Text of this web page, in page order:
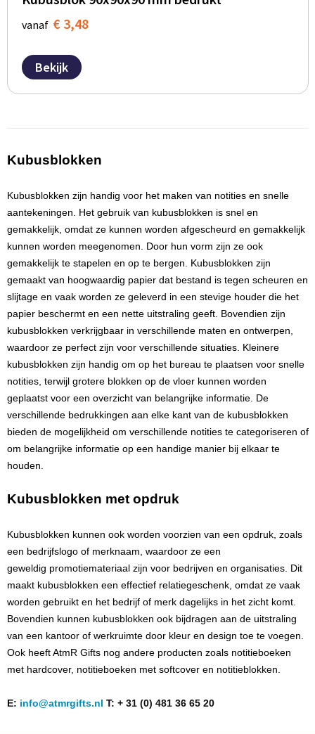
Persoonlijke verzorging
Duurzame schrijfwaren
Pennen
Luxe pennen
Kleur & tekensets
Groei en Bloei
BloomsBoxen
Groeipapier
Bloembollen en zaden
Kweektuintjes
Planten en accessoires
Broodtrommels
Fruitboxen
Lunchboxen
Klever Cutter POPULAIR
Agenda's
Onderleggers
Markclips
Multitools
Lampen
Rolmaten & Meetlinten
Waterpassen
Gereedschapssets
Gereedschap overig
Sport
Voetballen
Golfballen
Golfartikelen
Smartwatch-Fitbit
Sport overig
Outdoor
Picknickartikelen
Kweektuintjes
Fietsartikelen
BBQ artikelen
vanaf € 3,48
Bekijk
Kubusblokken
Kubusblokken zijn handig voor het maken van notities en snelle
aantekeningen. Het gebruik van kubusblokken is snel en
gemakkelijk, omdat ze kunnen worden afgescheurd en gemakkelijk
kunnen worden meegenomen. Door hun vorm zijn ze ook
gemakkelijk te stapelen en op te bergen. Kubusblokken zijn
gemaakt van hoogwaardig papier dat bestand is tegen scheuren en
slijtage en vaak worden ze geleverd in een stevige houder die het
papier beschermt en een nette uitstraling geeft. Bovendien zijn
kubusblokken verkrijgbaar in verschillende maten en ontwerpen,
waardoor ze perfect zijn voor verschillende situaties. Kleinere
kubusblokken zijn handig om op het bureau te plaatsen voor snelle
notities, terwijl grotere blokken op de vloer kunnen worden
geplaatst voor een overzicht van belangrijke informatie. De
verschillende bedrukkingen aan elke kant van de kubusblokken
bieden de mogelijkheid om verschillende notities te categoriseren of
om belangrijke informatie op een handige manier bij elkaar te
houden.
Kubusblokken met opdruk
Kubusblokken kunnen ook worden voorzien van een opdruk, zoals
een bedrijfslogo of merknaam, waardoor ze een
geweldig promotiemateriaal zijn voor bedrijven en organisaties. Dit
maakt kubusblokken een effectief relatiegeschenk, omdat ze vaak
worden gebruikt en het bedrijf of merk dagelijks in het zicht komt.
Bovendien kunnen kubusblokken ook bijdragen aan de uitstraling
van een kantoor of werkruimte door kleur en design toe te voegen.
Ook heeftAtmRGifts nog andere producten zoals notitieboeken
met hardcover, notitieboeken met softcoveren notitieblokken.
E: info@atmrgifts.nl T: + 31 (0) 481 36 65 20